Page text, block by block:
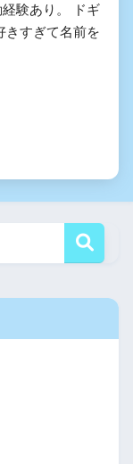
験あり。 ドギ
きすぎて名前を